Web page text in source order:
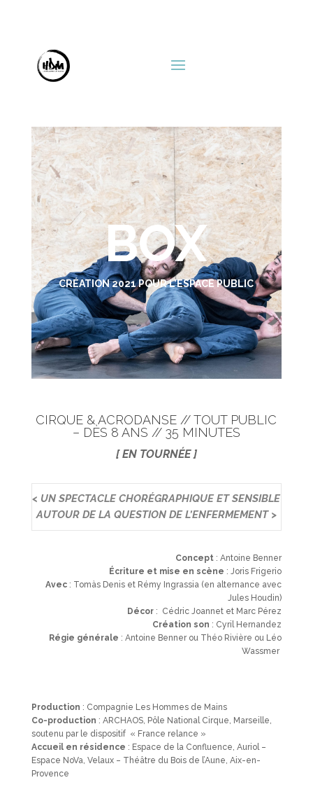
BOX
CRÉATION 2021 POUR L’ESPACE PUBLIC
CIRQUE & ACRODANSE // TOUT PUBLIC
– DÈS 8 ANS // 35 MINUTES
[ EN TOURNÉE ]
< UN SPECTACLE CHORÉGRAPHIQUE ET SENSIBLE
AUTOUR DE LA QUESTION DE L’ENFERMEMENT >
Concept : Antoine Benner
Écriture et mise en scène : Joris Frigerio
Avec : Tomàs Denis et Rémy Ingrassia (en alternance avec
Jules Houdin)
Décor : Cédric Joannet et Marc Pérez
Création son : Cyril Hernandez
Régie générale : Antoine Benner ou Théo Rivière ou Léo
Wassmer
Production : Compagnie Les Hommes de Mains
Co-production : ARCHAOS, Pôle National Cirque, Marseille,
soutenu par le dispositif « France relance »
Accueil en résidence : Espace de la Confluence, Auriol –
Espace NoVa, Velaux – Théâtre du Bois de l’Aune, Aix-en-
Provence